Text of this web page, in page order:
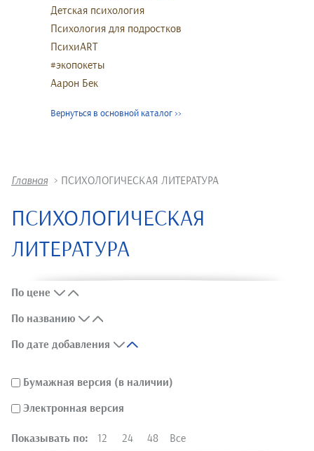
Детская психология
Психология для подростков
ПсихиART
#экопокеты
Аарон Бек
Вернуться в основной каталог>>
Главная > ПСИХОЛОГИЧЕСКАЯ ЛИТЕРАТУРА
ПСИХОЛОГИЧЕСКАЯ
ЛИТЕРАТУРА
По цене
По названию
По дате добавления
Бумажная версия (в наличии)
Электронная версия
Показывать по: 12 24 48 Все